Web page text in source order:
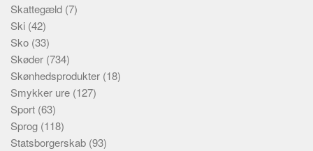
Skattegæld (7)
Ski (42)
Sko (33)
Skøder (734)
Skønhedsprodukter (18)
Smykker ure (127)
Sport (63)
Sprog (118)
Statsborgerskab (93)